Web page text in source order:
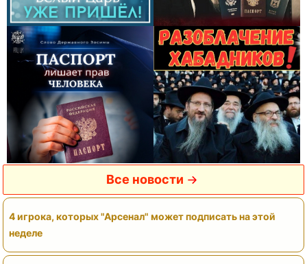
Все новости
4 игрока, которых "Арсенал" может подписать на этой
неделе